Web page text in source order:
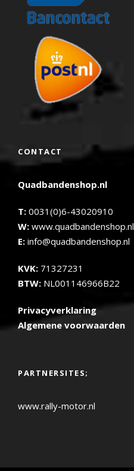
CONTACT
Quadbandenshop.nl
T: 0031(0)6-43020910
W: www.quadbandenshop.nl
E: info@quadbandenshop.nl
KVK: 71327231
BTW: NL001146966B22
Privacyverklaring
Algemene voorwaarden
PARTNERSITES;
www.rally-motor.nl